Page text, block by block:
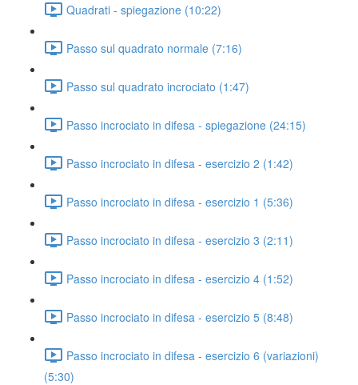
Quadrati - spiegazione (10:22)
Passo sul quadrato normale (7:16)
Passo sul quadrato incrociato (1:47)
Passo incrociato in difesa - spiegazione (24:15)
Passo incrociato in difesa - esercizio 2 (1:42)
Passo incrociato in difesa - esercizio 1 (5:36)
Passo incrociato in difesa - esercizio 3 (2:11)
Passo incrociato in difesa - esercizio 4 (1:52)
Passo incrociato in difesa - esercizio 5 (8:48)
Passo incrociato in difesa - esercizio 6 (variazioni)
(5:30)